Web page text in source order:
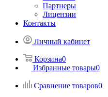
Партнеры
Лицензии
Контакты
Личный кабинет
Корзина0
Избранные товары0
Сравнение товаров0